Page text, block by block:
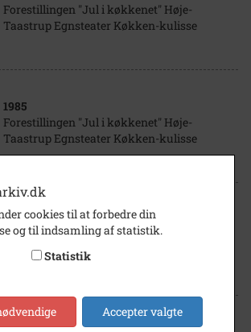
Forestillingen "Jul i køkkenet" Høje-
Taastrup Egnsteater Køkken-kulisse
1985
Forestillingen "Jul i køkkenet" Høje-
Taastrup Egnsteater Køkken-kulisse
1985
Forestillingen "Jul i køkkenet" Høje-
Taastrup Egnsteater Køkken-kulisse
cookies til at forbedre din
og til indsamling af statistik.
Statistik
Accepter valgte